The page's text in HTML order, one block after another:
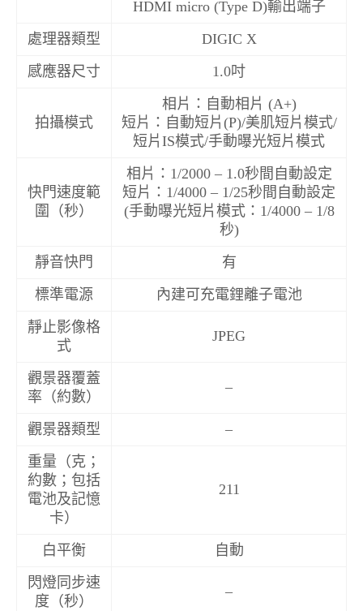
HDMI micro (Type D)輸出端子
處理器類型
DIGIC X
感應器尺寸
1.0吋
拍攝模式
相片：自動相片 (A+)
短片：自動短片(P)/美肌短片模式/
短片IS模式/手動曝光短片模式
快門速度範
圍（秒）
相片：1/2000 – 1.0秒間自動設定
短片：1/4000 – 1/25秒間自動設定
(手動曝光短片模式：1/4000 – 1/8
秒)
靜音快門
有
標準電源
內建可充電鋰離子電池
靜止影像格
式
JPEG
觀景器覆蓋
率（約數）
–
觀景器類型
–
重量（克；
約數；包括
電池及記憶
卡）
211
白平衡
自動
閃燈同步速
度（秒）
–